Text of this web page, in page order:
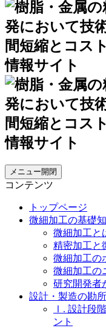
メニュー開閉
コンテンツ
トップページ
微細加工の基礎
微細加工と
精密加工と
微細加工の
微細加工の
研究開発者
設計・製造の勘所
Ⅰ. 設計段
ント